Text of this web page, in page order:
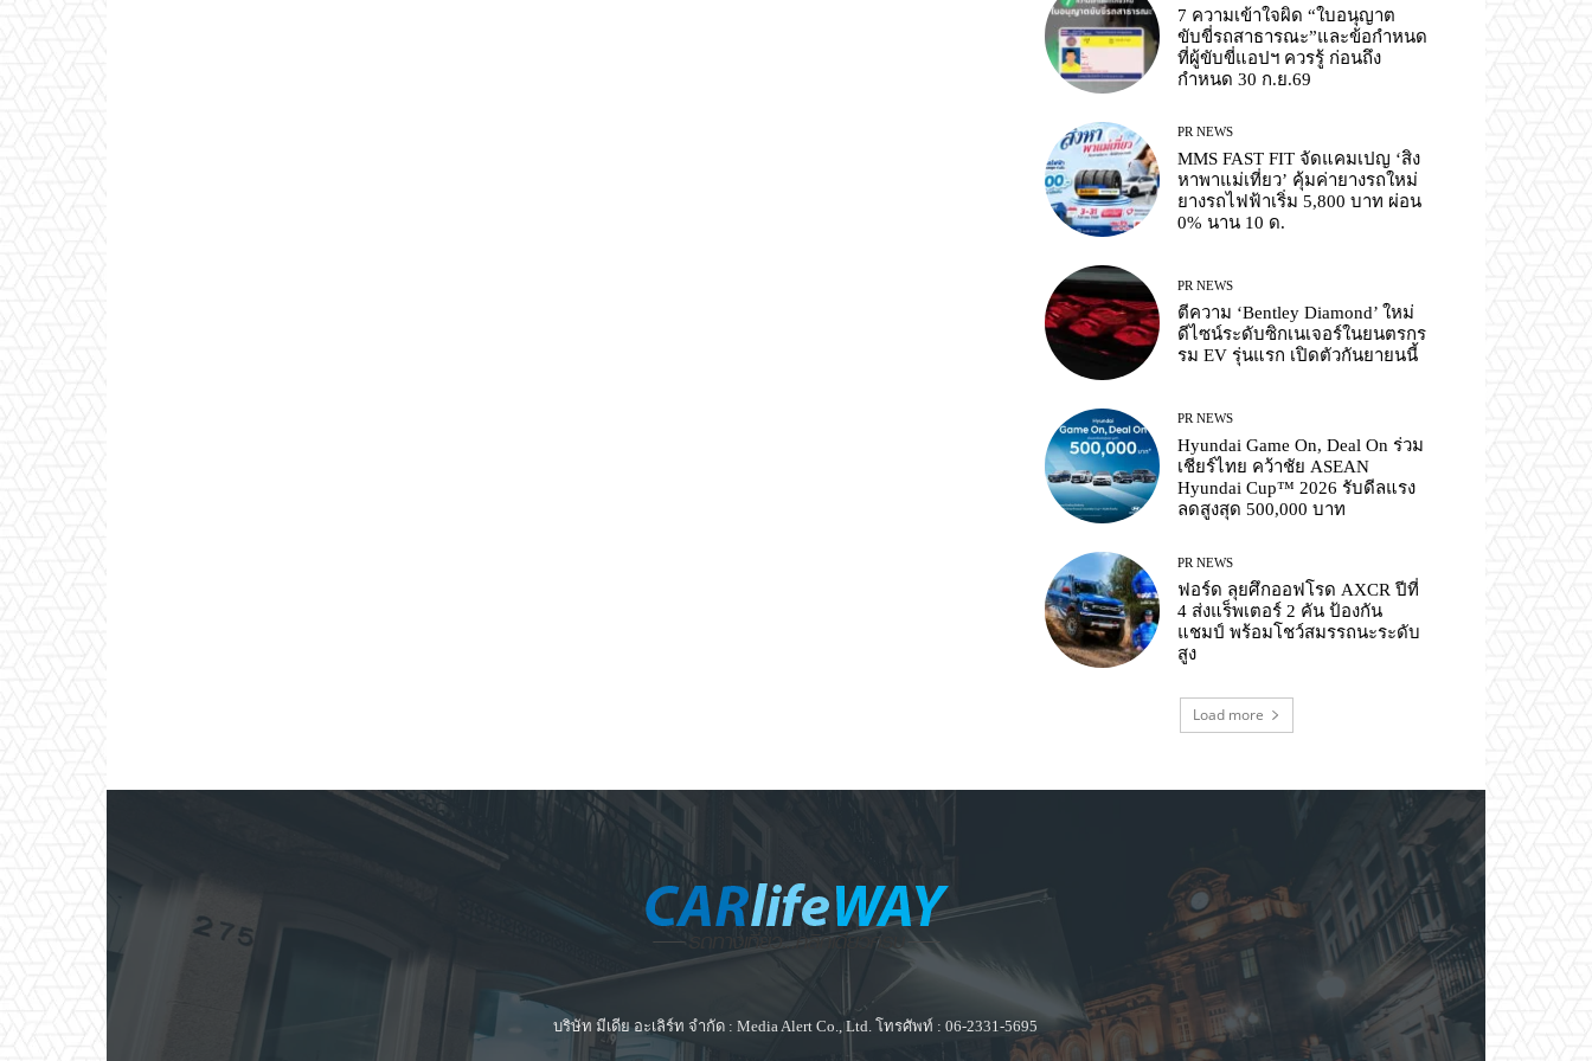
7 ความเข้าใจผิด “ใบอนุญาต
ขับขี่รถสาธารณะ”และข้อกำหนด
ที่ผู้ขับขี่แอปฯ ควรรู้ ก่อนถึง
กำหนด 30 ก.ย.69
PR NEWS
MMS FAST FIT จัดแคมเปญ ‘สิง
หาพาแม่เที่ยว’ คุ้มค่ายางรถใหม่
ยางรถไฟฟ้าเริ่ม 5,800 บาท ผ่อน
0% นาน 10 ด.
PR NEWS
ตีความ ‘Bentley Diamond’ ใหม่
ดีไซน์ระดับซิกเนเจอร์ในยนตรกร
รม EV รุ่นแรก เปิดตัวกันยายนนี้
PR NEWS
Hyundai Game On, Deal On ร่วม
เชียร์ไทย คว้าชัย ASEAN
Hyundai Cup™ 2026 รับดีลแรง
ลดสูงสุด 500,000 บาท
PR NEWS
ฟอร์ด ลุยศึกออฟโรด AXCR ปีที่
4 ส่งแร็พเตอร์ 2 คัน ป้องกัน
แชมป์ พร้อมโชว์สมรรถนะระดับ
สูง
Load more
บริษัท มีเดีย อะเลิร์ท จำกัด : Media Alert Co., Ltd. โทรศัพท์ : 06-2331-5695